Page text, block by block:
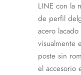
LINE con la
de perfil
acero
visualmente
poste sin
el accesorio